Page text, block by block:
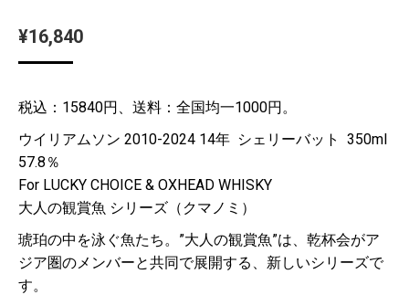
¥16,840
税込：15840円、送料：全国均一1000円。
ウイリアムソン 2010-2024 14年 シェリーバット 350ml
57.8％
For LUCKY CHOICE & OXHEAD WHISKY
大人の観賞魚 シリーズ（クマノミ）
琥珀の中を泳ぐ魚たち。”大人の観賞魚”は、乾杯会がア
ジア圏のメンバーと共同で展開する、新しいシリーズで
す。